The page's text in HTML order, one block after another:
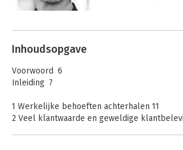
Andere boeken door
Koopman
Inhoudsopgave
Voorwoord 6
Inleiding 7
1 Werkelijke behoeften achterhalen 11
2 Veel klantwaarde en geweldige